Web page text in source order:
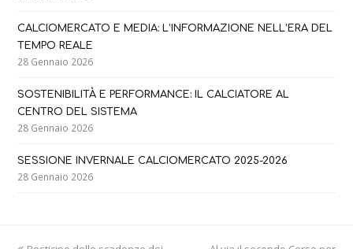
CALCIOMERCATO E MEDIA: L’INFORMAZIONE NELL’ERA DEL
TEMPO REALE
28 Gennaio 2026
SOSTENIBILITÀ E PERFORMANCE: IL CALCIATORE AL
CENTRO DEL SISTEMA
28 Gennaio 2026
SESSIONE INVERNALE CALCIOMERCATO 2025-2026
28 Gennaio 2026